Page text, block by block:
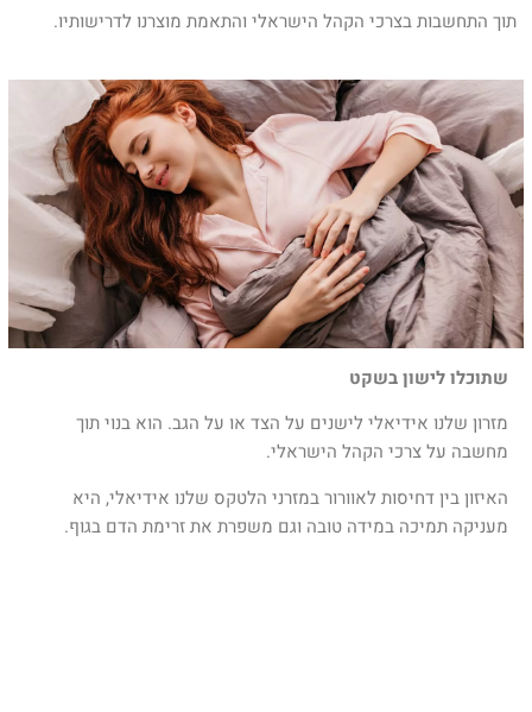
תוך התחשבות בצרכי הקהל הישראלי והתאמת מוצרנו לדרישותיו.
שתוכלו לישון בשקט
מזרון שלנו אידיאלי לישנים על הצד או על הגב. הוא בנוי תוך
מחשבה על צרכי הקהל הישראלי.
האיזון בין דחיסות לאוורור במזרני הלטקס שלנו אידיאלי, היא
מעניקה תמיכה במידה טובה וגם משפרת את זרימת הדם בגוף.